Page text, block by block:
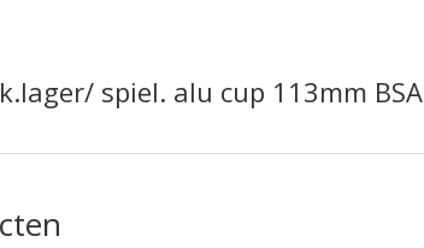
spiel. alu cup 113mm BSA